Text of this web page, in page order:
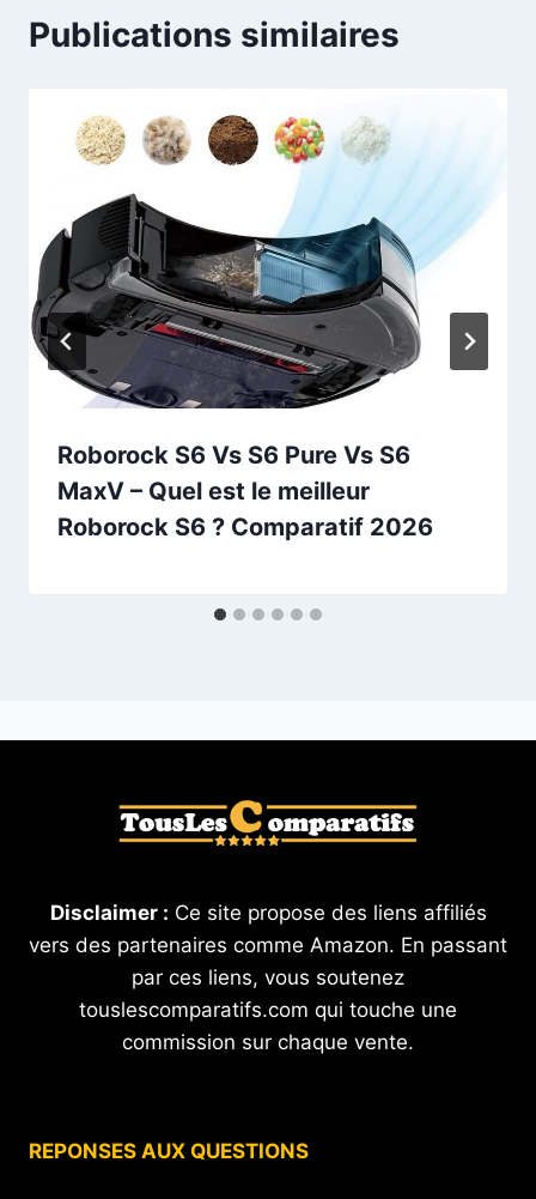
Publications similaires
Roborock S6 Vs S6 Pure Vs S6
MaxV – Quel est le meilleur
Roborock S6 ? Comparatif 2026
Disclaimer : Ce site propose des liens affiliés
vers des partenaires comme Amazon. En passant
par ces liens, vous soutenez
touslescomparatifs.com qui touche une
commission sur chaque vente.
REPONSES AUX QUESTIONS